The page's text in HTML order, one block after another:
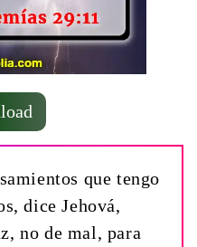
que tengo
dice Jehová,
no de mal, para